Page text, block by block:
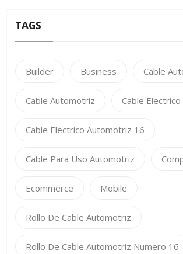
TAGS
Builder Business Cable
Cable Automotriz Cable
Cable Electrico Automotriz 16
Cable Para Uso Automotriz
Ecommerce Mobile
Rollo De Cable Automotriz
Rollo De Cable Automotriz Numero 16